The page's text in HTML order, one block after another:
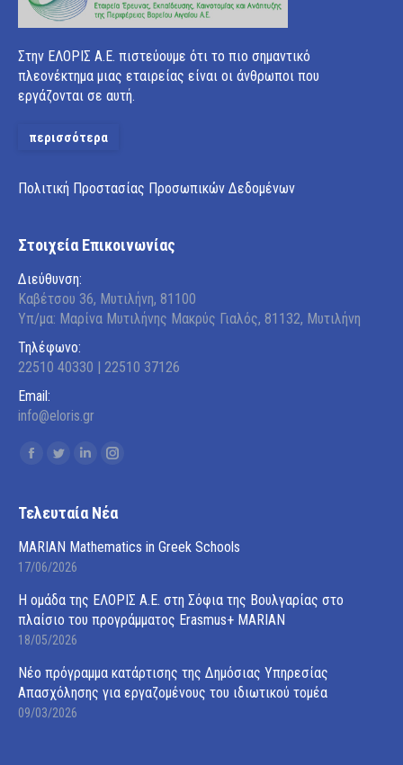
Στην ΕΛΟΡΙΣ Α.Ε. πιστεύουμε ότι το πιο σημαντικό
πλεονέκτημα μιας εταιρείας είναι οι άνθρωποι που
εργάζονται σε αυτή.
περισσότερα
Πολιτική Προστασίας Προσωπικών Δεδομένων
Στοιχεία Επικοινωνίας
Διεύθυνση:
Καβέτσου 36, Μυτιλήνη, 81100
Υπ/μα: Μαρίνα Μυτιλήνης Μακρύς Γιαλός, 81132, Μυτιλήνη
Τηλέφωνο:
22510 40330 | 22510 37126
Email:
info@eloris.gr
Find us on:
Facebook
opens
new
Twitter
opens
new
Linkedin
opens
new
Instagram
opens
new
Τελευταία Νέα
MARIAN Mathematics in Greek Schools
17/06/2026
Η ομάδα της ΕΛΟΡΙΣ Α.Ε. στη Σόφια της Βουλγαρίας στο
πλαίσιο του προγράμματος Erasmus+ MARIAN
18/05/2026
Νέο πρόγραμμα κατάρτισης της Δημόσιας Υπηρεσίας
Απασχόλησης για εργαζομένους του ιδιωτικού τομέα
09/03/2026